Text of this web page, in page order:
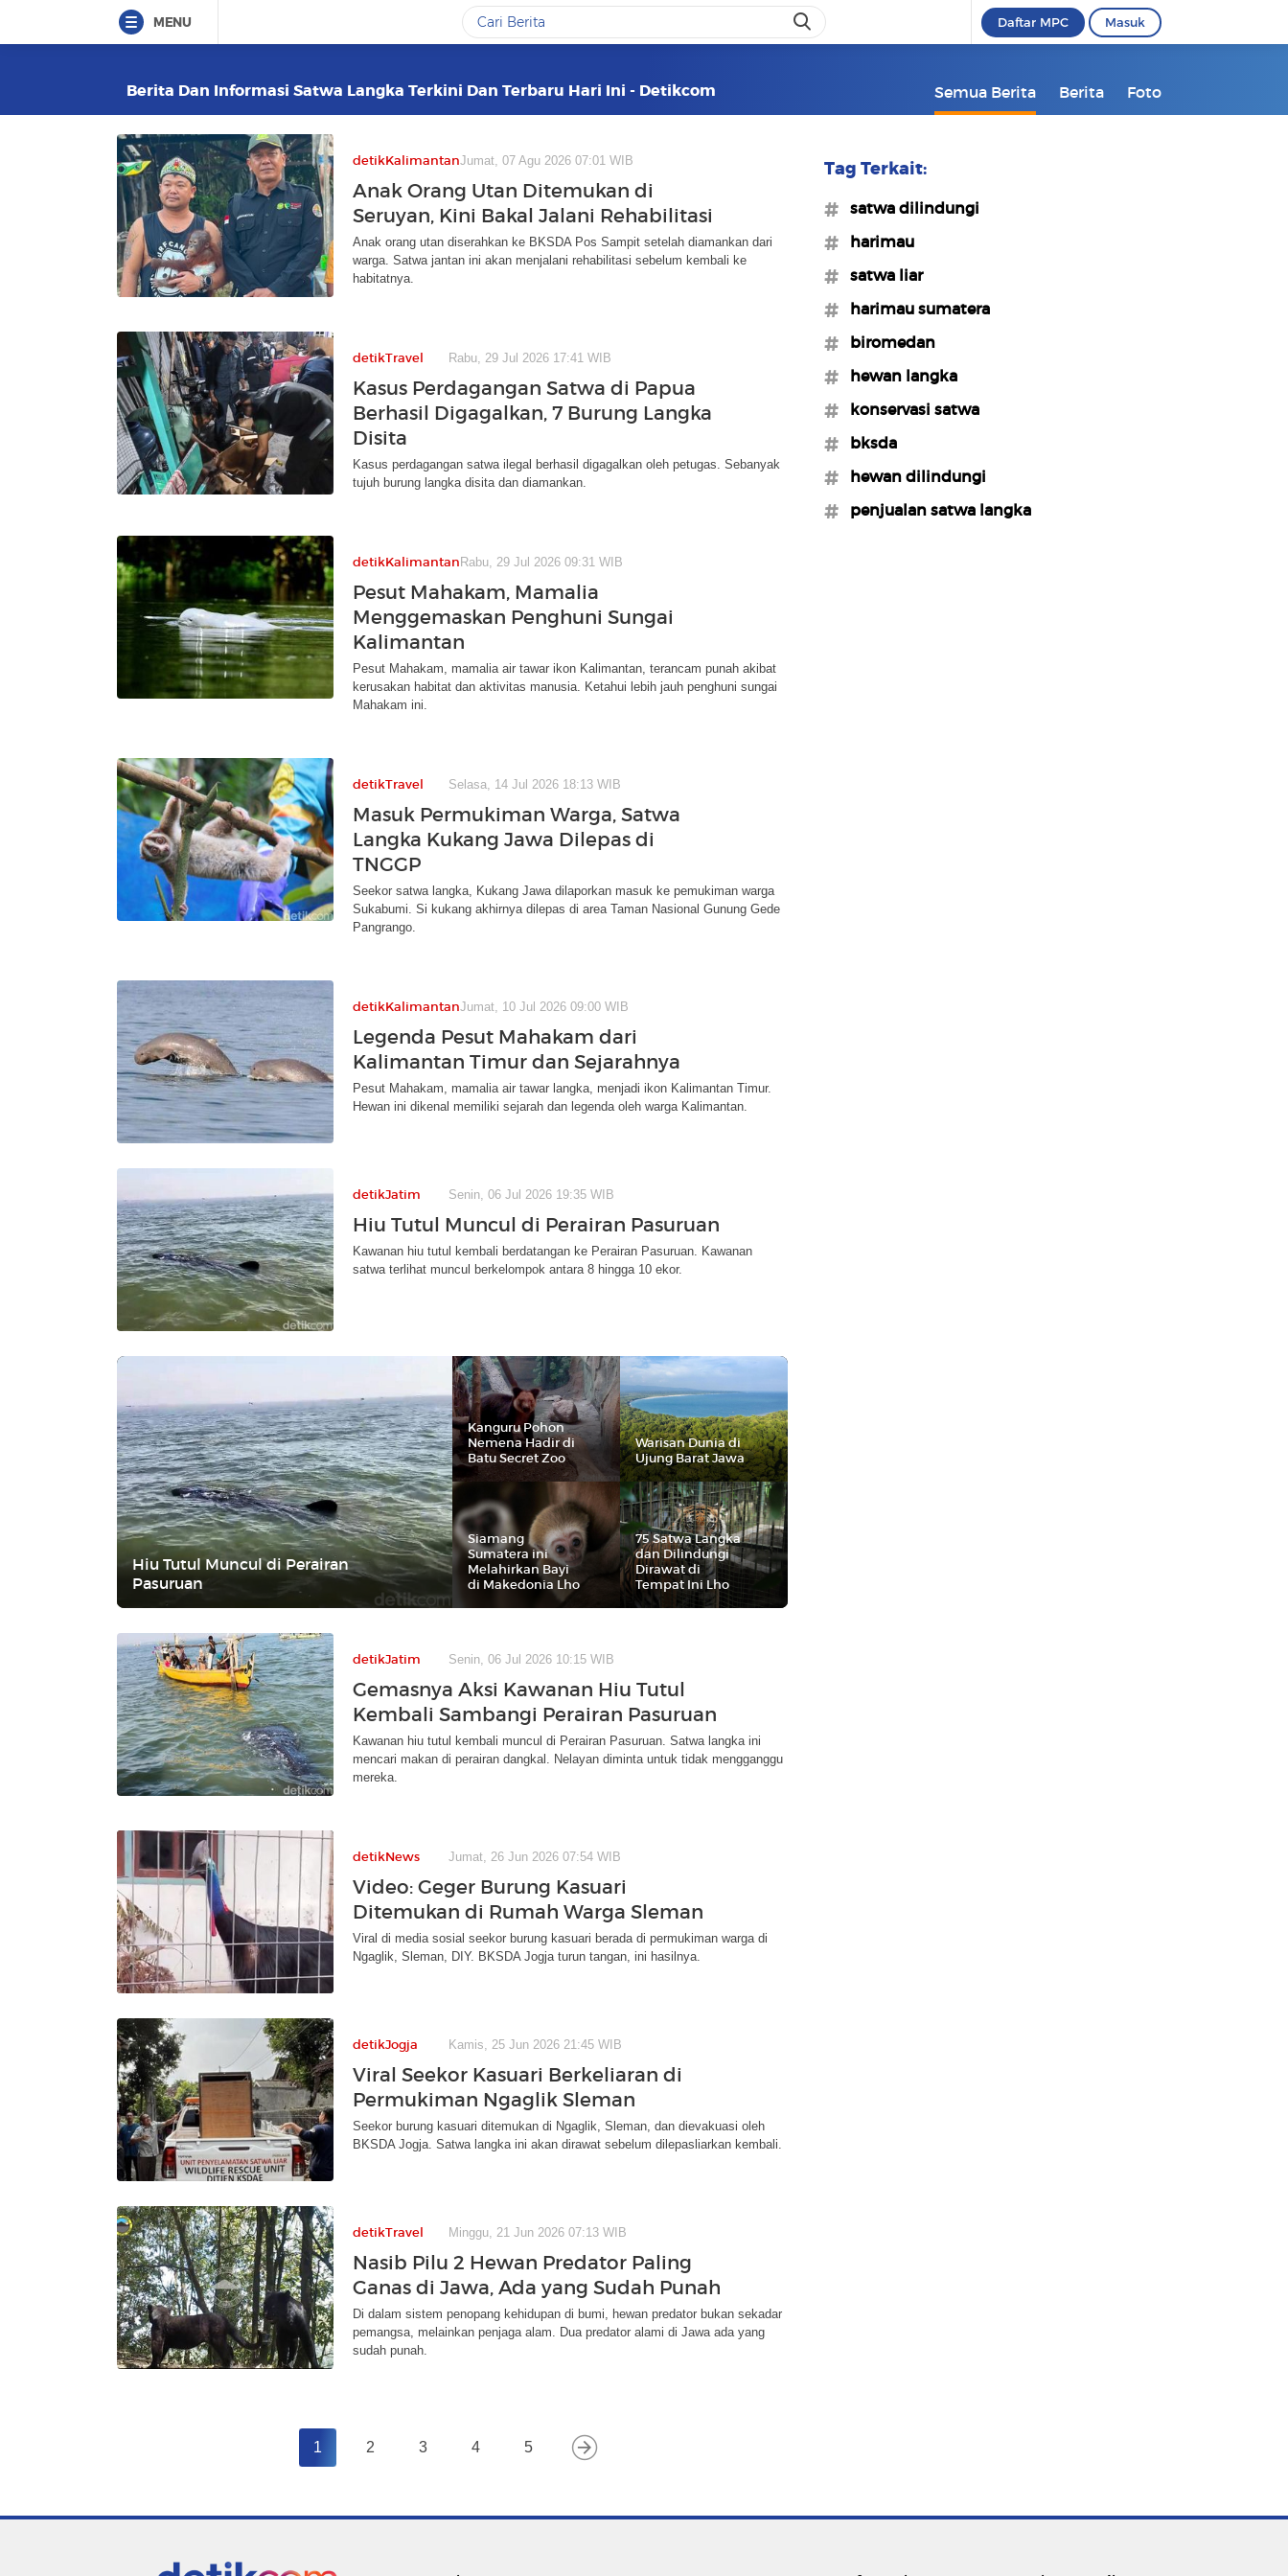
MENU Daftar MPC Masuk
Berita Dan Informasi Satwa Langka Terkini Dan Terbaru Hari Ini - Detikcom Semua Berita Berita Foto
detikKalimantanJumat, 07 Agu 2026 07:01 WIB
Anak Orang Utan Ditemukan di
Seruyan, Kini Bakal Jalani Rehabilitasi
Anak orang utan diserahkan ke BKSDA Pos Sampit setelah diamankan dari
warga. Satwa jantan ini akan menjalani rehabilitasi sebelum kembali ke
habitatnya.
detikTravel Rabu, 29 Jul 2026 17:41 WIB
Kasus Perdagangan Satwa di Papua
Berhasil Digagalkan, 7 Burung Langka
Disita
Kasus perdagangan satwa ilegal berhasil digagalkan oleh petugas. Sebanyak
tujuh burung langka disita dan diamankan.
detikKalimantan Rabu, 29 Jul 2026 09:31 WIB
Pesut Mahakam, Mamalia
Menggemaskan Penghuni Sungai
Kalimantan
Pesut Mahakam, mamalia air tawar ikon Kalimantan, terancam punah akibat
kerusakan habitat dan aktivitas manusia. Ketahui lebih jauh penghuni sungai
Mahakam ini.
detikTravel Selasa, 14 Jul 2026 18:13 WIB
Masuk Permukiman Warga, Satwa
Langka Kukang Jawa Dilepas di
TNGGP
Seekor satwa langka, Kukang Jawa dilaporkan masuk ke pemukiman warga
Sukabumi. Si kukang akhirnya dilepas di area Taman Nasional Gunung Gede
Pangrango.
detikKalimantanJumat, 10 Jul 2026 09:00 WIB
Legenda Pesut Mahakam dari
Kalimantan Timur dan Sejarahnya
Pesut Mahakam, mamalia air tawar langka, menjadi ikon Kalimantan Timur.
Hewan ini dikenal memiliki sejarah dan legenda oleh warga Kalimantan.
detikJatim Senin, 06 Jul 2026 19:35 WIB
Hiu Tutul Muncul di Perairan Pasuruan
Kawanan hiu tutul kembali berdatangan ke Perairan Pasuruan. Kawanan
satwa terlihat muncul berkelompok antara 8 hingga 10 ekor.
Hiu Tutul Muncul di Perairan
Pasuruan
Kanguru Pohon
Nemena Hadir di
Batu Secret Zoo
Warisan Dunia di
Ujung Barat Jawa
Siamang
Sumatera ini
Melahirkan Bayi
di Makedonia Lho
75 Satwa Langka
dan Dilindungi
Dirawat di
Tempat Ini Lho
detikJatim Senin, 06 Jul 2026 10:15 WIB
Gemasnya Aksi Kawanan Hiu Tutul
Kembali Sambangi Perairan Pasuruan
Kawanan hiu tutul kembali muncul di Perairan Pasuruan. Satwa langka ini
mencari makan di perairan dangkal. Nelayan diminta untuk tidak mengganggu
mereka.
detikNews Jumat, 26 Jun 2026 07:54 WIB
Video: Geger Burung Kasuari
Ditemukan di Rumah Warga Sleman
Viral di media sosial seekor burung kasuari berada di permukiman warga di
Ngaglik, Sleman, DIY. BKSDA Jogja turun tangan, ini hasilnya.
detikJogja Kamis, 25 Jun 2026 21:45 WIB
Viral Seekor Kasuari Berkeliaran di
Permukiman Ngaglik Sleman
Seekor burung kasuari ditemukan di Ngaglik, Sleman, dan dievakuasi oleh
BKSDA Jogja. Satwa langka ini akan dirawat sebelum dilepasliarkan kembali.
detikTravel Minggu, 21 Jun 2026 07:13 WIB
Nasib Pilu 2 Hewan Predator Paling
Ganas di Jawa, Ada yang Sudah Punah
Di dalam sistem penopang kehidupan di bumi, hewan predator bukan sekadar
pemangsa, melainkan penjaga alam. Dua predator alami di Jawa ada yang
sudah punah.
1 2 3 4 5
Tag Terkait:
#satwa dilindungi
#harimau
#satwa liar
#harimau sumatera
#biromedan
#hewan langka
#konservasi satwa
#bksda
#hewan dilindungi
#penjualan satwa langka